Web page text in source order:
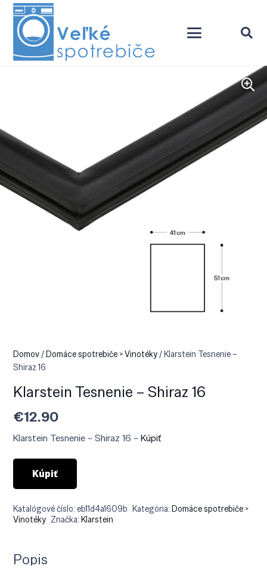
Domov/Domáce spotrebiče > Vinotéky/ Klarstein Tesnenie –
Shiraz 16
Klarstein Tesnenie – Shiraz 16
€12.90
Klarstein Tesnenie – Shiraz 16 –Kúpiť
Kúpiť
Katalógové číslo:eb11d4a1609b Kategória:Domáce spotrebiče >
Vinotéky Značka:Klarstein
Popis